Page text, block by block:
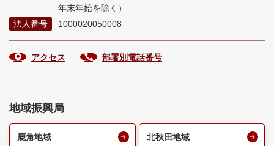
年末年始を除く）
法人番号
1000020050008
アクセス 部署別電話番号
地域振興局
鹿角地域 北秋田地域